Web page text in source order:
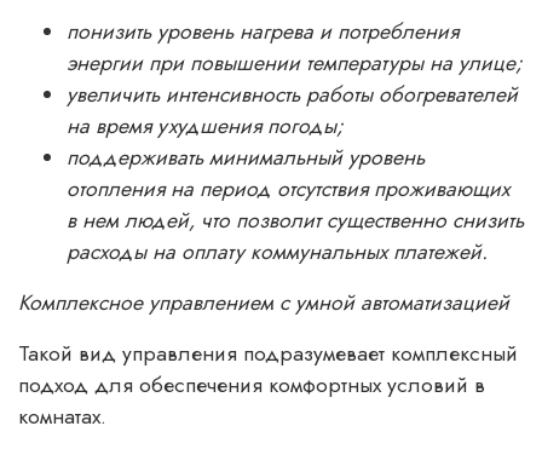
понизить уровень нагрева и потребления
энергии при повышении температуры на улице;
увеличить интенсивность работы обогревателей
на время ухудшения погоды;
поддерживать минимальный уровень
отопления на период отсутствия проживающих
в нем людей, что позволит существенно снизить
расходы на оплату коммунальных платежей.
Комплексное управлением с умной автоматизацией
Такой вид управления подразумевает комплексный
подход для обеспечения комфортных условий в
комнатах.